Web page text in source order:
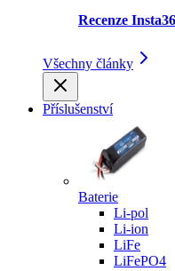
Recenze
Všechny články
Příslušenství
Baterie
Li-pol
Li-ion
LiFe
LiFePO4